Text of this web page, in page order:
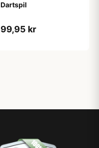
Dartspil
99,95 kr